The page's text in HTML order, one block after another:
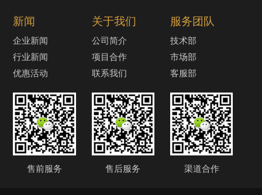
新闻
企业新闻
行业新闻
优惠活动
售前服务
关于我们
公司简介
项目合作
联系我们
售后服务
服务团队
技术部
市场部
客服部
渠道合作